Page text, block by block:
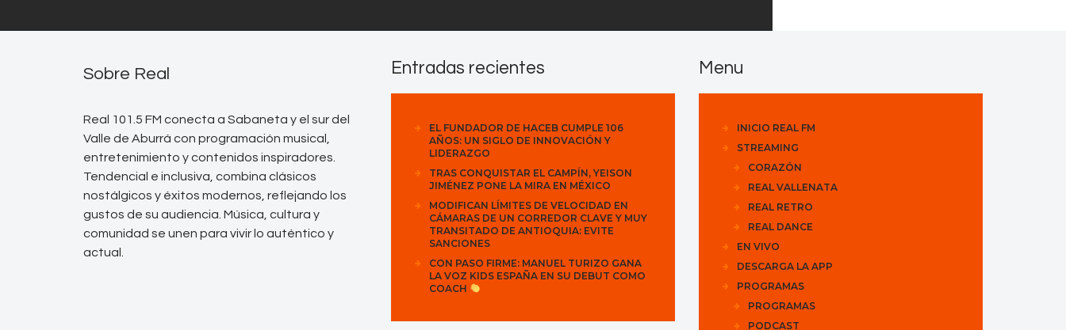
Sobre Real
Real 101.5 FM conecta a Sabaneta y el sur del
Valle de Aburrá con programación musical,
entretenimiento y contenidos inspiradores.
Tendencial e inclusiva, combina clásicos
nostálgicos y éxitos modernos, reflejando los
gustos de su audiencia. Música, cultura y
comunidad se unen para vivir lo auténtico y
actual.
Entradas recientes
EL FUNDADOR DE HACEB CUMPLE 106
AÑOS: UN SIGLO DE INNOVACIÓN Y
LIDERAZGO
TRAS CONQUISTAR EL CAMPÍN, YEISON
JIMÉNEZ PONE LA MIRA EN MÉXICO
MODIFICAN LÍMITES DE VELOCIDAD EN
CÁMARAS DE UN CORREDOR CLAVE Y MUY
TRANSITADO DE ANTIOQUIA: EVITE
SANCIONES
CON PASO FIRME: MANUEL TURIZO GANA
LA VOZ KIDS ESPAÑA EN SU DEBUT COMO
COACH
Menu
INICIO REAL FM
STREAMING
CORAZÓN
REAL VALLENATA
REAL RETRO
REAL DANCE
EN VIVO
DESCARGA LA APP
PROGRAMAS
PROGRAMAS
PODCAST